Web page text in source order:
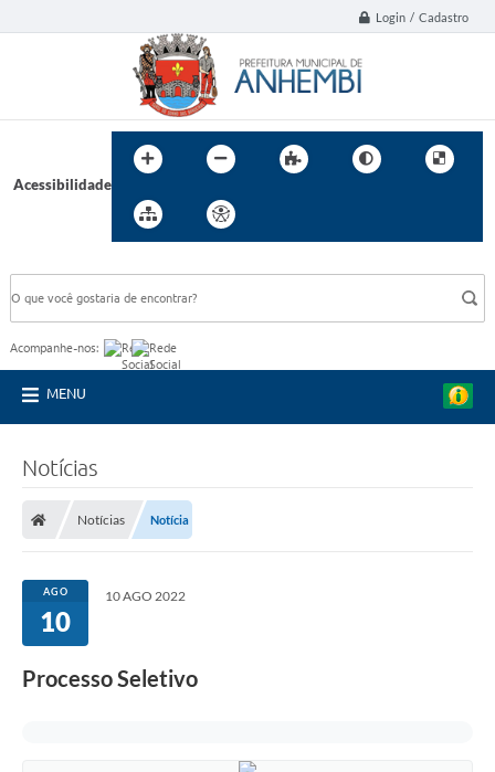
Login / Cadastro
Acessibilidade
Acompanhe-nos:
MENU
Notícias
Notícias Notícia
AGO
10
10 AGO 2022
Processo Seletivo